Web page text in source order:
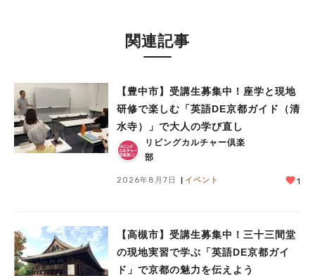
関連記事
【豊中市】受講生募集中！座学と現地
研修で楽しむ「英語DE京都ガイド（清
水寺）」で大人の学び直し
リビングカルチャー倶楽
部
2026年8月7日 イベント 1
【高槻市】受講生募集中！三十三間堂
の現地実習で学ぶ「英語DE京都ガイ
ド」で京都の魅力を伝えよう
人気のキーワード
#大阪学院大 商品開発プロジェクト